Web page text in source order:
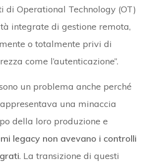
di Operational Technology (OT)
integrate di gestione remota,
o totalmente privi di
come l’autenticazione”.
un problema anche perché
una minaccia
della loro produzione e
legacy non avevano i controlli
. La transizione di questi